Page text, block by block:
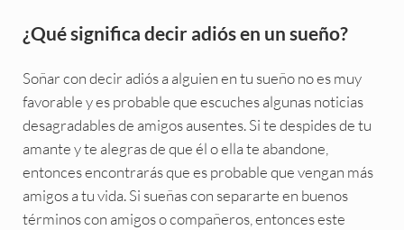
¿Qué significa decir adiós en un sueño?
Soñar con decir adiós a alguien en tu sueño no es muy
favorable y es probable que escuches algunas noticias
desagradables de amigos ausentes. Si te despides de tu
amante y te alegras de que él o ella te abandone,
entonces encontrarás que es probable que vengan más
amigos a tu vida. Si sueñas con separarte en buenos
términos con amigos o compañeros, entonces este